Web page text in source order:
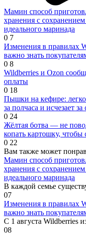
Мамин способ
хранения с
идеального маринада
0 7
Изменения в правилах
важно знать
0 8
Wildberries и Ozon
оплаты
0 18
Пышки на кефире:
за полчаса и исчезает
0 24
Жёлтая ботва — не
копать картошку, чтобы
0 22
Вам также может
Мамин способ
хранения с
идеального маринада
В каждой семье
07
Изменения в правилах
важно знать
С 1 августа Wildberries
08